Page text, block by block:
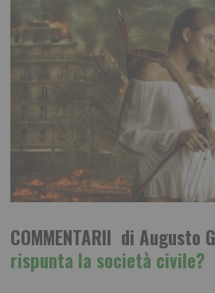
COMMENTARII di Augusto
rispunta la società civile?